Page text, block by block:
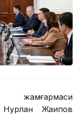
жамғармаси
Жақипов